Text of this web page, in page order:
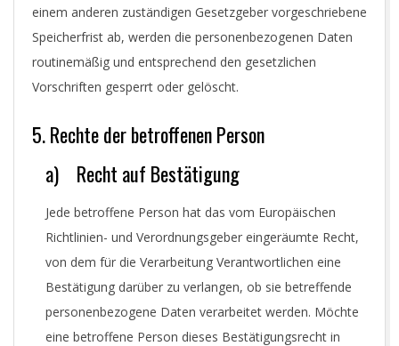
einem anderen zuständigen Gesetzgeber vorgeschriebene
Speicherfrist ab, werden die personenbezogenen Daten
routinemäßig und entsprechend den gesetzlichen
Vorschriften gesperrt oder gelöscht.
5. Rechte der betroffenen Person
a) Recht auf Bestätigung
Jede betroffene Person hat das vom Europäischen
Richtlinien- und Verordnungsgeber eingeräumte Recht,
von dem für die Verarbeitung Verantwortlichen eine
Bestätigung darüber zu verlangen, ob sie betreffende
personenbezogene Daten verarbeitet werden. Möchte
eine betroffene Person dieses Bestätigungsrecht in